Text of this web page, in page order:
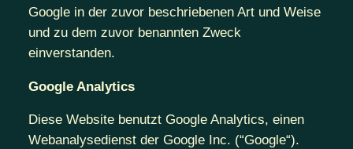
Google in der zuvor beschriebenen Art und Weise
und zu dem zuvor benannten Zweck
einverstanden.
Google Analytics
Diese Website benutzt Google Analytics, einen
Webanalysedienst der Google Inc. (“Google“).